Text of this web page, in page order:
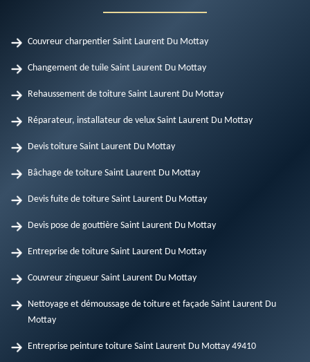
Couvreur charpentier Saint Laurent Du Mottay
Changement de tuile Saint Laurent Du Mottay
Rehaussement de toiture Saint Laurent Du Mottay
Réparateur, installateur de velux Saint Laurent Du Mottay
Devis toiture Saint Laurent Du Mottay
Bâchage de toiture Saint Laurent Du Mottay
Devis fuite de toiture Saint Laurent Du Mottay
Devis pose de gouttière Saint Laurent Du Mottay
Entreprise de toiture Saint Laurent Du Mottay
Couvreur zingueur Saint Laurent Du Mottay
Nettoyage et démoussage de toiture et façade Saint Laurent Du
Mottay
Entreprise peinture toiture Saint Laurent Du Mottay 49410